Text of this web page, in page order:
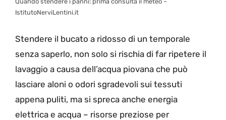
IstitutoNerviLentini.it
Stendere il bucato a ridosso di un temporale
senza saperlo, non solo si rischia di far ripetere il
lavaggio a causa dell’acqua piovana che può
lasciare aloni o odori sgradevoli sui tessuti
appena puliti, ma si spreca anche energia
elettrica e acqua – risorse preziose per